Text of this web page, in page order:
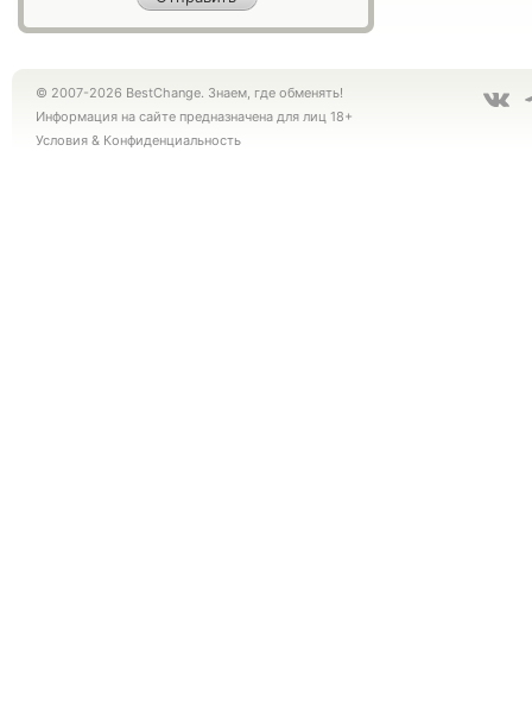
© 2007-2026 BestChange. Знаем, где обменять!
Информация на сайте предназначена для лиц 18+
Условия & Конфиденциальность